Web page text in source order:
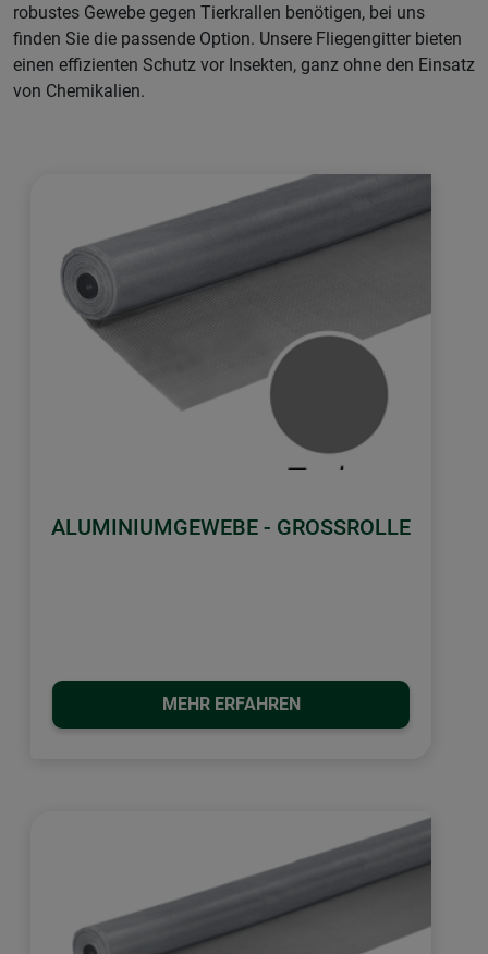
robustes Gewebe gegen Tierkrallen benötigen, bei uns
finden Sie die passende Option. Unsere Fliegengitter bieten
einen effizienten Schutz vor Insekten, ganz ohne den Einsatz
von Chemikalien.
ALUMINIUMGEWEBE - GROSSROLLE
MEHR ERFAHREN